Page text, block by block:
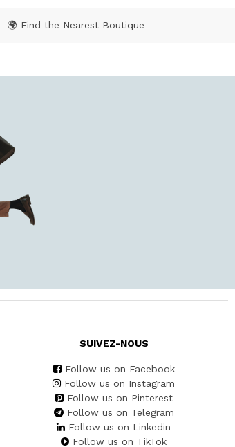
🌍 Find the Nearest Boutique
SUIVEZ-NOUS
Follow us on Facebook
Follow us on Instagram
Follow us on Pinterest
Follow us on Telegram
Follow us on Linkedin
Follow us on TikTok